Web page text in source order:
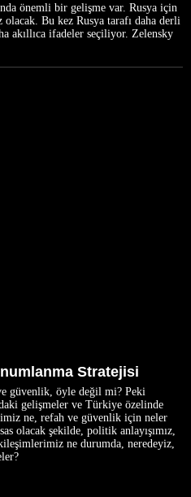
önemli bir gelişme var. Rusya için
Bu kez Rusya tarafı daha derli
akıllıca ifadeler seçiliyor. Zelensky
Stratejisi
güvenlik, öyle değil mi? Peki
gelişmeler ve Türkiye özelinde
ne, refah ve güvenlik için neler
olacak şekilde, politik anlayışımız,
ne durumda, neredeyiz,